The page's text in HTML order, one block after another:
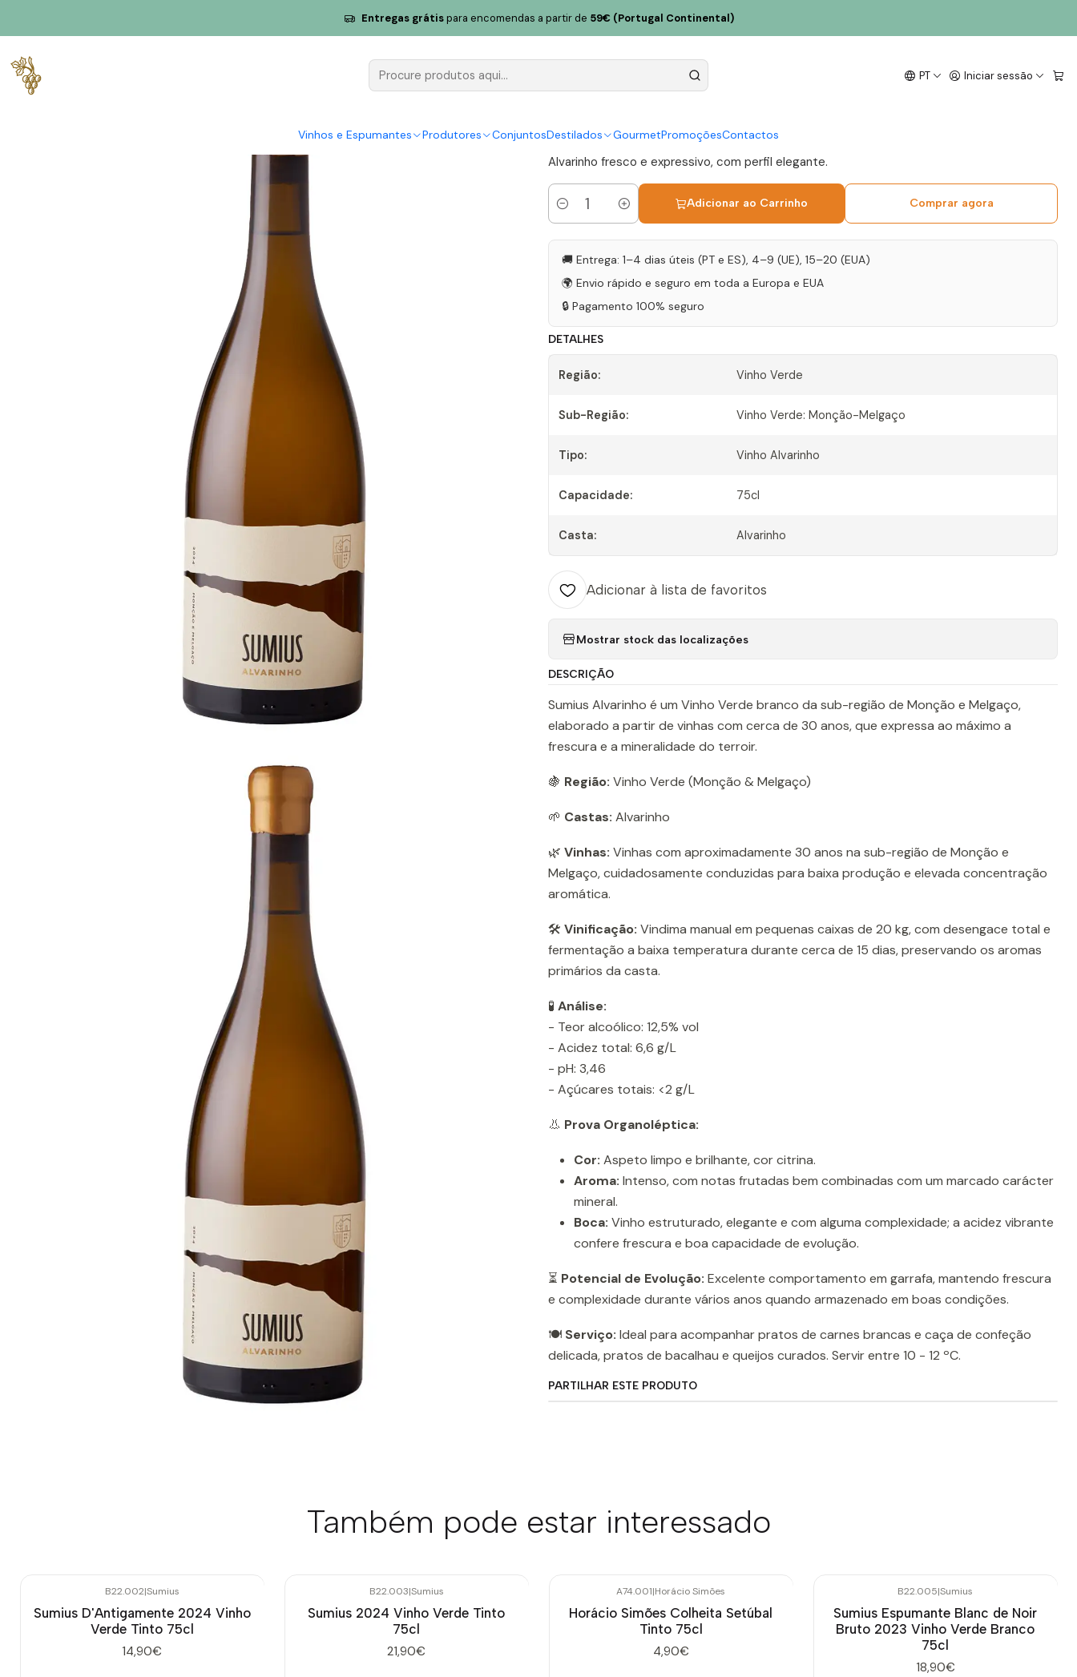
PT Iniciar sessão
Vinhos e Espumantes Produtores ConjuntosDestilados GourmetPromoçõesContactos
Entregas grátispara encomendas a partir de 59€ (Portugal Continental)
Sumius Alvarinho 2024 Vinho Verde Branco 75cl
Sumius Alvarinho 2024 Vinho
|
Alvarinho fresco e expressivo, com perfil elegante.
Quantidade
Adicionar ao Carrinho Comprar agora
🚚 Entrega: 1–4 dias úteis (PT e ES), 4–9 (UE), 15–20 (EUA)
🌍 Envio rápido e seguro em toda a Europa e EUA
🔒 Pagamento 100% seguro
DETALHES
Região: Vinho Verde
Sub-Região: Vinho Verde: Monção-Melgaço
Tipo: Vinho Alvarinho
Capacidade: 75cl
Casta: Alvarinho
Adicionar à lista de favoritos
Mostrar stock das localizações
DESCRIÇÃO
Sumius Alvarinho é um Vinho Verde branco da sub-região de Monção e Melgaço,
elaborado a partir de vinhas com cerca de 30 anos, que expressa ao máximo a
frescura e a mineralidade do terroir.
🍇 Região: Vinho Verde (Monção & Melgaço)
🌱 Castas: Alvarinho
🌿 Vinhas: Vinhas com aproximadamente 30 anos na sub-região de Monção e
Melgaço, cuidadosamente conduzidas para baixa produção e elevada concentração
aromática.
🛠️ Vinificação: Vindima manual em pequenas caixas de 20 kg, com desengace total e
fermentação a baixa temperatura durante cerca de 15 dias, preservando os aromas
primários da casta.
🧪 Análise:
- Teor alcoólico: 12,5% vol
- Acidez total: 6,6 g/L
- pH: 3,46
- Açúcares totais: <2 g/L
👃 Prova Organoléptica:
Cor: Aspeto limpo e brilhante, cor citrina.
Aroma: Intenso, com notas frutadas bem combinadas com um marcado carácter
mineral.
Boca: Vinho estruturado, elegante e com alguma complexidade; a acidez vibrante
confere frescura e boa capacidade de evolução.
⏳ Potencial de Evolução: Excelente comportamento em garrafa, mantendo frescura
e complexidade durante vários anos quando armazenado em boas condições.
🍽️ Serviço: Ideal para acompanhar pratos de carnes brancas e caça de confeção
delicada, pratos de bacalhau e queijos curados. Servir entre 10 - 12 ºC.
PARTILHAR ESTE PRODUTO
Também pode estar interessado
B22.002|Sumius
Sumius D'Antigamente 2024 Vinho
Verde Tinto 75cl
14,90€
B22.003|Sumius
Sumius 2024 Vinho Verde Tinto
75cl
21,90€
A74.001|Horácio Simões
Horácio Simões Colheita Setúbal
Tinto 75cl
4,90€
B22.005|Sumius
Sumius Espumante Blanc de Noir
Bruto 2023 Vinho Verde Branco
75cl
18,90€